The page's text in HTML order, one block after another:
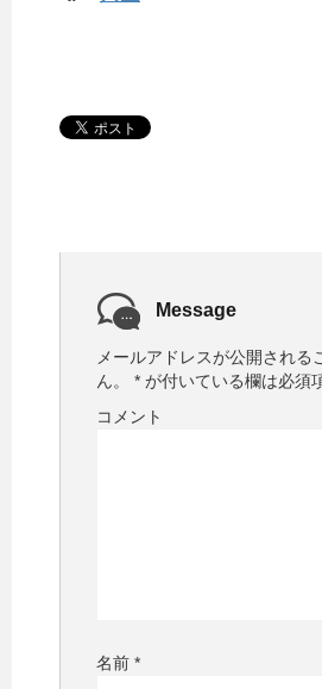
Message
メールアドレスが公開される
ん。
* が付いている欄は必須
コメント
名前 *